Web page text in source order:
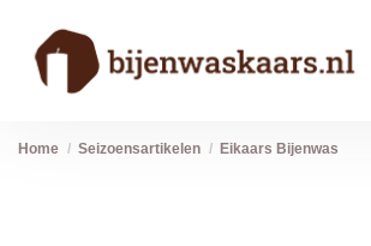
Home Seizoensartikelen Eikaars Bijenwas